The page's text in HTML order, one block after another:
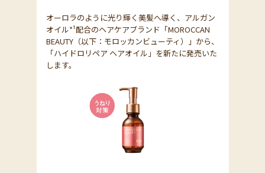
オーロラのように光り輝く美髪へ導く、アルガン
オイル*¹配合のヘアケアブランド「MOROCCAN
BEAUTY（以下：モロッカンビューティ）」から、
「ハイドロリペア ヘアオイル」を新たに発売いた
します。